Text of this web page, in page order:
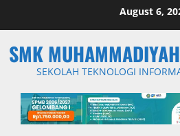
August 6,
SMK
SEKOLAH TEKNOLOGI